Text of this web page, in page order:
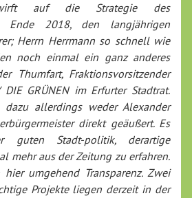
auf die Strategie des
Ende 2018, den langjährigen
Herrn Herrmann so schnell wie
noch einmal ein ganz anderes
Thumfart, Fraktionsvorsitzender
GRÜNEN im Erfurter Stadtrat.
allerdings weder Alexander
direkt geäußert. Es
guten Stadt-politik, derartige
mehr aus der Zeitung zu erfahren.
umgehend Transparenz. Zwei
Projekte liegen derzeit in der